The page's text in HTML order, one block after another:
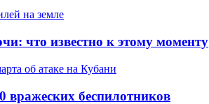
что известно к этому моменту
вражеских беспилотников